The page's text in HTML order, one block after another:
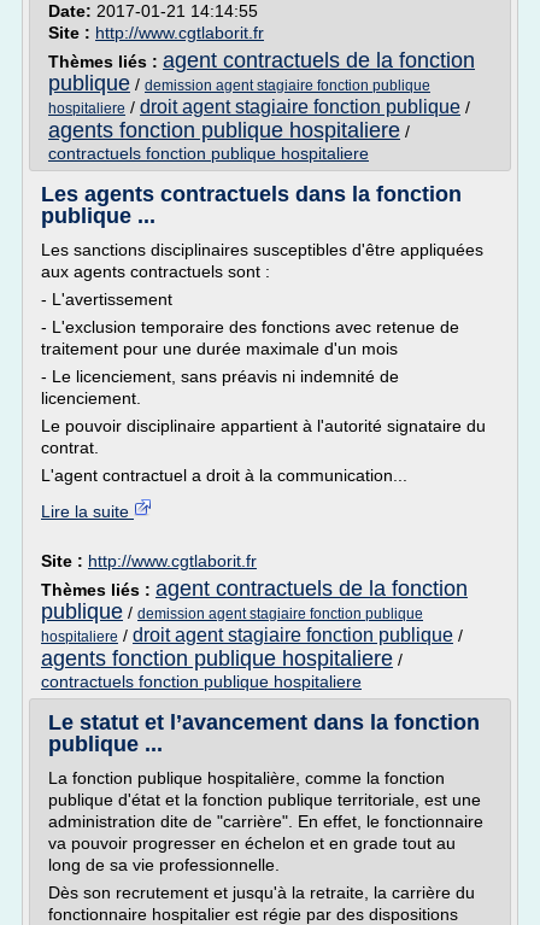
Date: 2017-01-21 14:14:55
Site : http://www.cgtlaborit.fr
Thèmes liés : agent contractuels de la fonction
publique / demission agent stagiaire fonction publique
hospitaliere / droit agent stagiaire fonction publique /
agents fonction publique hospitaliere /
contractuels fonction publique hospitaliere
Les agents contractuels dans la fonction
publique ...
Les sanctions disciplinaires susceptibles d'être appliquées
aux agents contractuels sont :
- L'avertissement
- L'exclusion temporaire des fonctions avec retenue de
traitement pour une durée maximale d'un mois
- Le licenciement, sans préavis ni indemnité de
licenciement.
Le pouvoir disciplinaire appartient à l'autorité signataire du
contrat.
L'agent contractuel a droit à la communication...
Lire la suite
Site : http://www.cgtlaborit.fr
Thèmes liés : agent contractuels de la fonction
publique / demission agent stagiaire fonction publique
hospitaliere / droit agent stagiaire fonction publique /
agents fonction publique hospitaliere /
contractuels fonction publique hospitaliere
Le statut et l’avancement dans la fonction
publique ...
La fonction publique hospitalière, comme la fonction
publique d'état et la fonction publique territoriale, est une
administration dite de "carrière". En effet, le fonctionnaire
va pouvoir progresser en échelon et en grade tout au
long de sa vie professionnelle.
Dès son recrutement et jusqu'à la retraite, la carrière du
fonctionnaire hospitalier est régie par des dispositions